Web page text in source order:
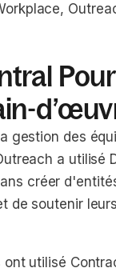
gestion des
a utilisé
créer
de soutenir
utilisé